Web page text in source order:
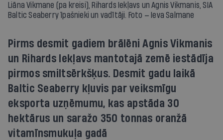
Liāna Vikmane (pa kreisi), Rihards Iekļavs un Agnis Vikmanis, SIA
Baltic Seaberry īpašnieki un vadītāji. Foto — Ieva Salmane
Pirms desmit gadiem brālēni Agnis Vikmanis
un Rihards Iekļavs mantotajā zemē iestādīja
pirmos smiltsērkšķus. Desmit gadu laikā
Baltic Seaberry kļuvis par veiksmīgu
eksporta uzņēmumu, kas apstāda 30
hektārus un saražo 350 tonnas oranžā
vitamīnsmukuļa gadā